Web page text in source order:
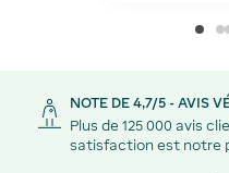
NOTE DE 4,7/5 - AVIS
Plus de 125 000 avis
satisfaction est notre